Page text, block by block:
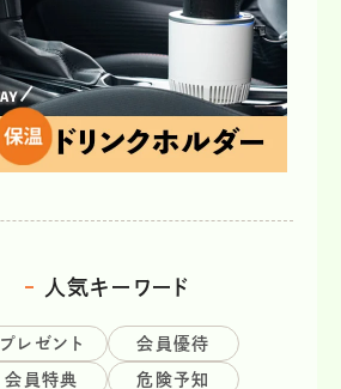
人気キーワード
プレゼント 会員優待
会員特典 危険予知